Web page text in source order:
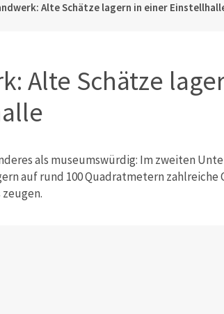
Alte Schätze lagern in einer
Alte Schätze
als museumswürdig: Im zweiten
auf rund 100 Quadratmetern